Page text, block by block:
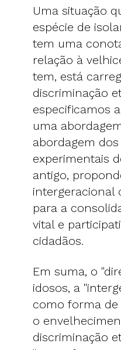
Uma situação
espécie de
tem uma
relação à
tem, está
discriminação
especificamos
uma
abordagem
experimentais
antigo,
intergeracional
para a
vital e
cidadãos.
Em suma, o
idosos, a
como forma
o
discriminação